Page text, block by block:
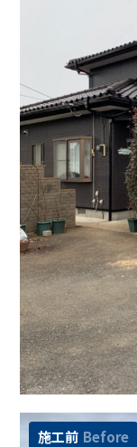
施工前 Before